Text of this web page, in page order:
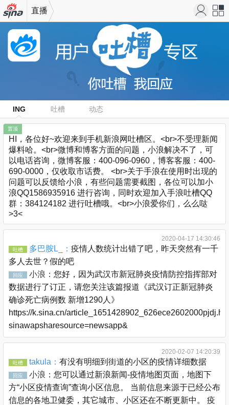
机新浪
直播
ING 吐槽 动态
置顶
HI，各位好~欢迎来到手机新浪网吐槽区。<br>不受理新闻
爆料哈。<br>微博和博客方面的问题，小浪解决不了，可
以电话咨询，微博客服：400-096-0960，博客客服：400-
690-0000，仅收取市话费。 <br>关于手浪在使用时出现的
问题可以反馈给小浪，有些问题需要截图，各位可以加小
浪QQ1586935916 进行咨询，同时欢迎加入手浪吐槽QQ
群：384124182 进行吐槽哦。<br>小浪爱你们，么么哒
>3<
2020-04-17 14:30:46
吐槽 多巴胺L_： 疫情人数统计出错了吧，昨天突然有一千
多人去世？假的吧
回应 小浪： 您好，因为武汉市新冠肺炎疫情防控指挥部对
数据进行了订正，请您关注该篇报道《武汉订正新冠肺炎
确诊死亡病例数 新增1290人》
https://k.sina.cn/
sinawapsharesource=newsapp&
2020-02-07 14:20:39
吐槽 takula： 有没有明细到街道的小区的疫情详细数据
回应 小浪： 您可以通过新浪新闻-疫情地图页面，地图下
方“小区疫情查询”查询小区信息。 当前信息来源于已经公布
信息的各地卫健委，其它城市、小区还在不断更新中。 疫